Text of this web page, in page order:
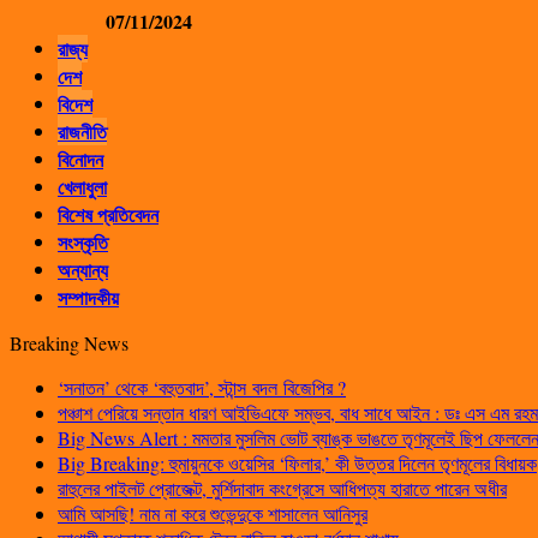
07/11/2024
রাজ্য
দেশ
বিদেশ
রাজনীতি
বিনোদন
খেলাধুলা
বিশেষ প্রতিবেদন
সংস্কৃতি
অন্যান্য
সম্পাদকীয়
Breaking News
‘সনাতন’ থেকে ‘বহুতবাদ’, স্টান্স বদল বিজেপির ?
পঞ্চাশ পেরিয়ে সন্তান ধারণ আইভিএফে সম্ভব, বাধ সাধে আইন : ডঃ এস এম
Big News Alert : মমতার মুসলিম ভোট ব্যাঙ্ক ভাঙতে তৃণমূলেই ছিপ ফেললেন
Big Breaking: হুমায়ুনকে ওয়েসির ‘ফিলার,’ কী উত্তর দিলেন তৃণমূলের বিধায়ক
রাহুলের পাইলট প্রোজেক্ট, মুর্শিদাবাদ কংগ্রেসে আধিপত্য হারাতে পারেন অধীর
আমি আসছি! নাম না করে শুভেন্দুকে শাসালেন আনিসুর